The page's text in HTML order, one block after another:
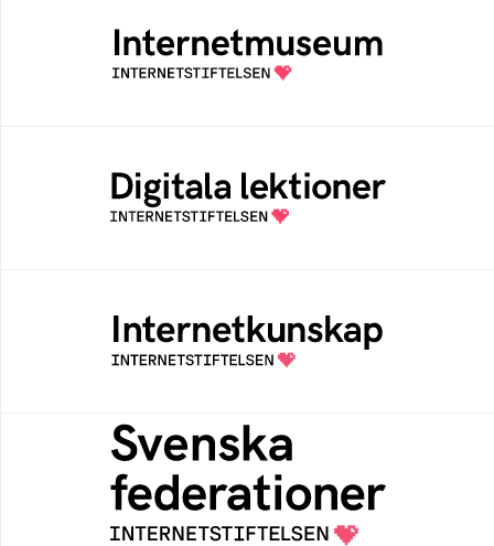
Ett digitalt museum som byggts, och kureras
av Internetstiftelsen
Öppen digital lärresurs med färdiga lektioner
för alla stadier i grundskolan
Samlad kunskap som hjälper dig att bli en
säker och medveten internetanvändare
Svenska federationer
Grunden för medlemskap i en sektors- eller
kontextspecifik federation